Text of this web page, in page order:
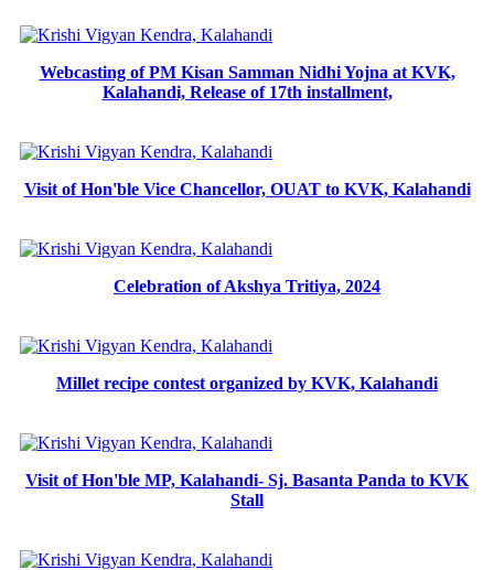
Webcasting of PM Kisan Samman Nidhi Yojna at KVK,
Kalahandi, Release of 17th installment,
Visit of Hon'ble Vice Chancellor, OUAT to KVK, Kalahandi
Celebration of Akshya Tritiya, 2024
Millet recipe contest organized by KVK, Kalahandi
Visit of Hon'ble MP, Kalahandi- Sj. Basanta Panda to KVK
Stall